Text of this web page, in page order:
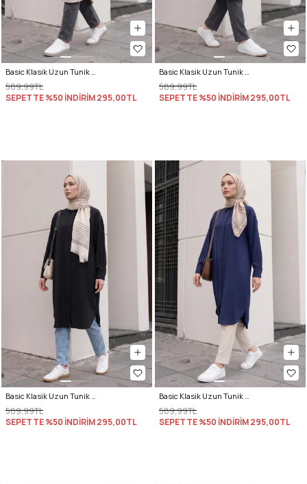
589,99TL
SEPETTE %50 İNDİRİM295,00TL
589,99TL
SEPETTE %50 İNDİRİM295,00TL
589,99TL
SEPETTE %50 İNDİRİM295,00TL
589,99TL
SEPETTE %50 İNDİRİM295,00TL